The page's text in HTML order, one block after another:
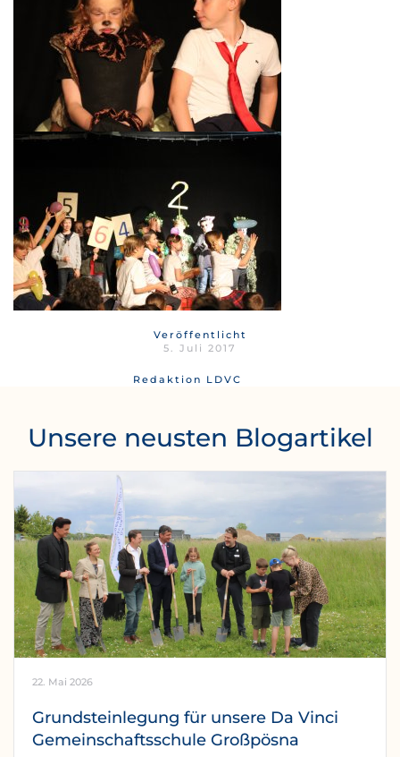
Veröffentlicht
5. Juli 2017
Redaktion LDVC
Unsere neusten Blogartikel
22. Mai 2026
Grundsteinlegung für unsere Da Vinci
Gemeinschaftsschule Großpösna